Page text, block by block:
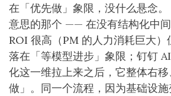
在「优先做」象限，没什么悬念。
意思的那个 —— 在没有结构化中
ROI 很高（PM 的人力消耗巨大）
落在「等模型进步」象限；钉钉
化这一维拉上来之后，它整体右
做」。同一个流程，因为基础设